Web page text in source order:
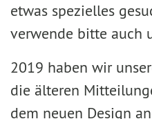
etwas spezielles
verwende bitte auch
2019 haben wir
die älteren
dem neuen Design